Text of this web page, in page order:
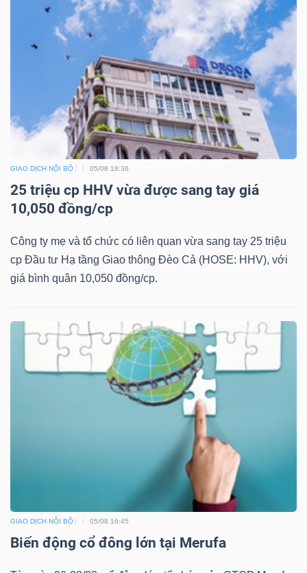
GIAO DỊCH NỘI BỘ 05/08 18:36
25 triệu cp HHV vừa được sang tay giá
10,050 đồng/cp
Công ty mẹ và tổ chức có liên quan vừa sang tay 25 triệu
cp Đầu tư Hạ tầng Giao thông Đèo Cả (HOSE: HHV), với
giá bình quân 10,050 đồng/cp.
GIAO DỊCH NỘI BỘ 05/08 16:45
Biến động cổ đông lớn tại Merufa
Ngành
NĂNG
LƯỢNG
NGUYÊN
DÙNG
KHÔNG